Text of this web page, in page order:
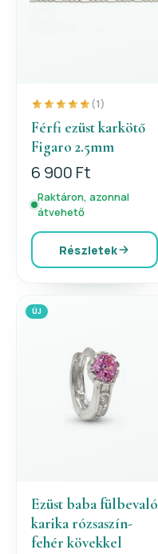
(1)
Férfi ezüst karkötő
Figaro 2.5mm
6 900 Ft
Raktáron, azonnal
átvehető
Részletek
ÚJ
Ezüst baba fülbevaló
karika rózsaszín-
fehér kövekkel